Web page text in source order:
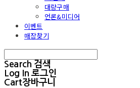
대량구매
언론&미디어
이벤트
매장찾기
Search 검색
Log In 로그인
Cart장바구니